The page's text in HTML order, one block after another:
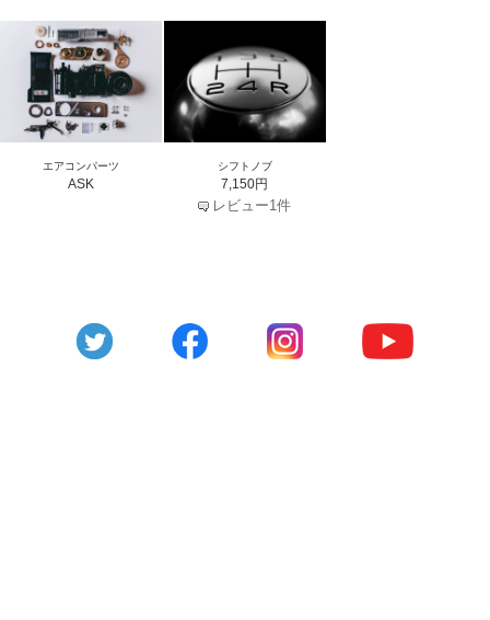
エアコンパーツ
ASK
シフトノブ
7,150円
レビュー1件